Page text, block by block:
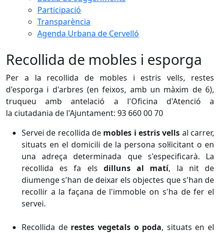
Participació
Transparència
Agenda Urbana de Cervelló
Recollida de mobles i esporga
Per a la recollida de mobles i estris vells, restes
d'esporga i d'arbres (en feixos, amb un màxim de 6),
truqueu amb antelació a l'Oficina d'Atenció a
la ciutadania de l'Ajuntament: 93 660 00 70
Servei de recollida de mobles i estris vells al carrer,
situats en el domicili de la persona sol·licitant o en
una adreça determinada que s'especificarà. La
recollida es fa els dilluns al matí, la nit de
diumenge s'han de deixar els objectes que s'han de
recollir a la façana de l'immoble on s'ha de fer el
servei.
Recollida de restes vegetals o poda, situats en el